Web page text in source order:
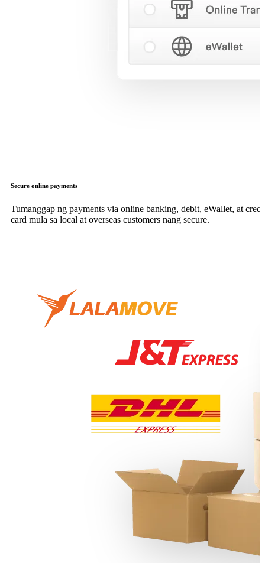
Secure online payments
Tumanggap ng payments via online banking, debit, eWallet, at
card mula sa local at overseas customers nang secure.